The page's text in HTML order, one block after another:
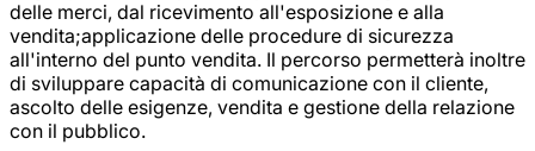
delle merci, dal ricevimento all'esposizione e alla
vendita;applicazione delle procedure di sicurezza
all'interno del punto vendita. Il percorso permetterà inoltre
di sviluppare capacità di comunicazione con il cliente,
ascolto delle esigenze, vendita e gestione della relazione
con il pubblico.